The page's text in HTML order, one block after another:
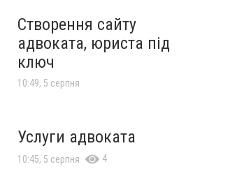
Створення сайту
адвоката, юриста під
ключ
10:49, 5 серпня
Услуги адвоката
10:45, 5 серпня 4